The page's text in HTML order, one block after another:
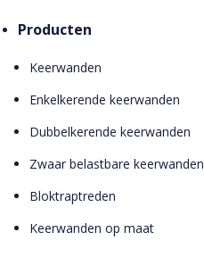
Producten
Keerwanden
Enkelkerende keerwanden
Dubbelkerende keerwanden
Zwaar belastbare keerwanden
Bloktraptreden
Keerwanden op maat